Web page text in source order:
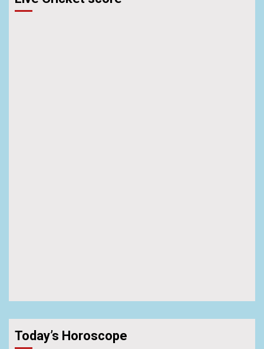
Today’s Horoscope